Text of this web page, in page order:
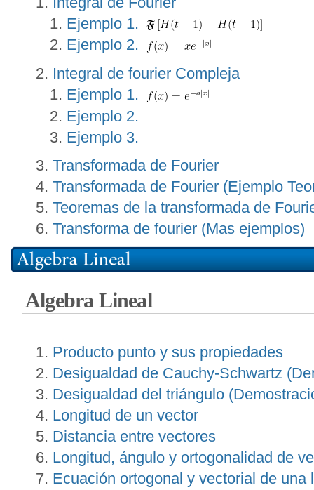
Ejemplo 1.
Ejemplo 2.
Integral de fourier Compleja
Ejemplo 1.
Ejemplo 2.
Ejemplo 3.
Transformada de Fourier
Transformada de Fourier (Ejemplo
Teoremas de la transformada de
Transforma de fourier (Mas ejemplos)
Algebra Lineal
Producto punto y sus propiedades
Desigualdad de Cauchy-Schwartz
Desigualdad del triángulo
Longitud de un vector
Distancia entre vectores
Longitud, ángulo y ortogonalidad de
Ecuación ortogonal y vectorial de una